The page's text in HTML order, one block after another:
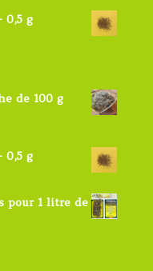
0,5 g
de 100 g
0,5 g
pour 1 litre de